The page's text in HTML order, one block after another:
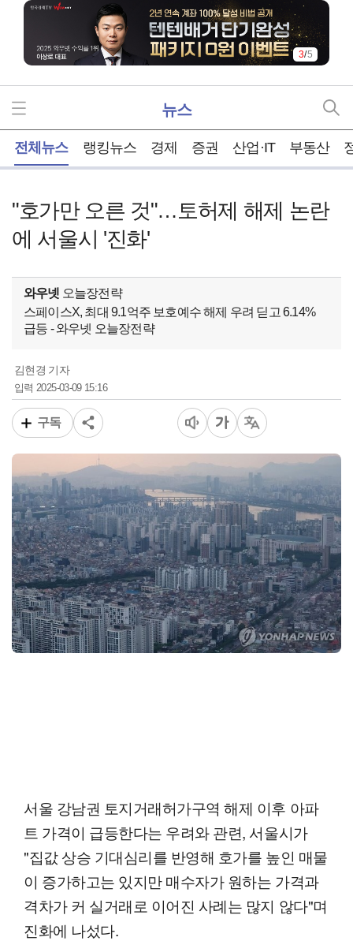
3/5
뉴스
전체뉴스 랭킹뉴스 경제 증권 산업·IT 부동산
"호가만 오른 것"…토허제 해제 논란
에 서울시 '진화'
와우넷 오늘장전략
스페이스X, 최대 9.1억주 보호예수 해제 우려 딛고 6.14%
급등 - 와우넷 오늘장전략
김현경 기자
입력2025-03-09 15:16
구독
서울 강남권 토지거래허가구역 해제 이후 아파
트 가격이 급등한다는 우려와 관련, 서울시가
"집값 상승 기대심리를 반영해 호가를 높인 매물
이 증가하고는 있지만 매수자가 원하는 가격과
격차가 커 실거래로 이어진 사례는 많지 않다"며
진화에 나섰다.